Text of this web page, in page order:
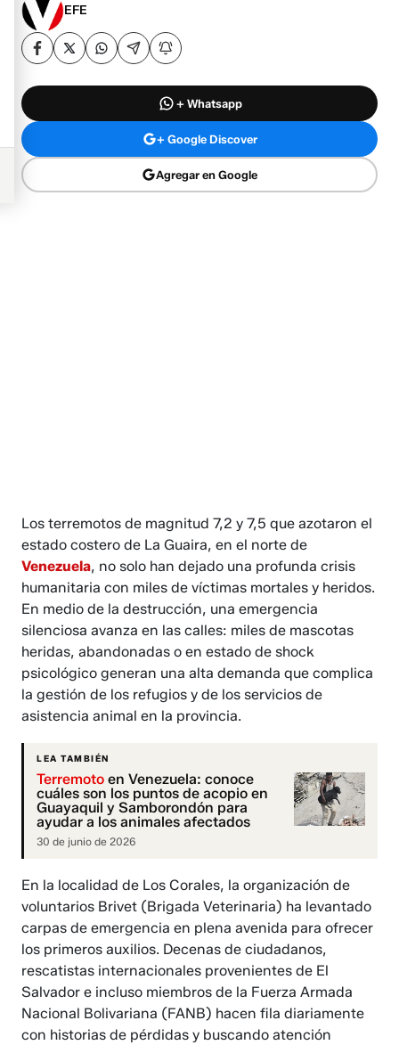
EFE
+ Whatsapp
+ Google Discover
Agregar en Google
Los terremotos de magnitud 7,2 y 7,5 que azotaron el
estado costero de La Guaira, en el norte de
Venezuela, no solo han dejado una profunda crisis
humanitaria con miles de víctimas mortales y heridos.
En medio de la destrucción, una emergencia
silenciosa avanza en las calles: miles de mascotas
heridas, abandonadas o en estado de shock
psicológico generan una alta demanda que complica
la gestión de los refugios y de los servicios de
asistencia animal en la provincia.
LEA TAMBIÉN
Terremoto en Venezuela: conoce
cuáles son los puntos de acopio en
Guayaquil y Samborondón para
ayudar a los animales afectados
30 de junio de 2026
En la localidad de Los Corales, la organización de
voluntarios Brivet (Brigada Veterinaria) ha levantado
carpas de emergencia en plena avenida para ofrecer
los primeros auxilios. Decenas de ciudadanos,
rescatistas internacionales provenientes de El
Salvador e incluso miembros de la Fuerza Armada
Nacional Bolivariana (FANB) hacen fila diariamente
con historias de pérdidas y buscando atención